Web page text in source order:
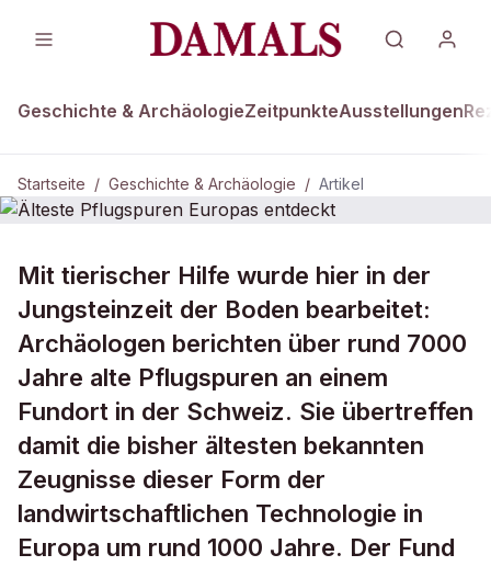
Geschichte & ArchäologieZeitpunkteAusstellungen
Startseite / Geschichte & Archäologie / Artikel
Älteste Pflugspuren Europas
entdeckt
Mit tierischer Hilfe wurde hier in der
Jungsteinzeit der Boden bearbeitet:
Archäologen berichten über rund 7000
Jahre alte Pflugspuren an einem
Fundort in der Schweiz. Sie übertreffen
damit die bisher ältesten bekannten
Zeugnisse dieser Form der
landwirtschaftlichen Technologie in
Europa um rund 1000 Jahre. Der Fund